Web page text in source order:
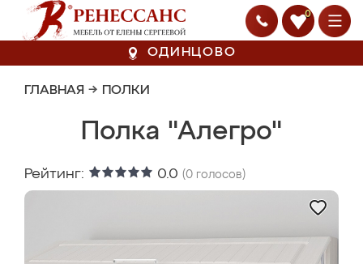
0
ОДИНЦОВО
ГЛАВНАЯ → ПОЛКИ
Полка "Алегро"
Рейтинг: 0.0 (0 голосов)